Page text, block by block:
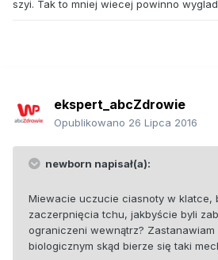
szyi. Tak to mniej wiecej powinno
ekspert_abcZdrowie
Opublikowano 26 Lipca 2016
newborn napisał(a):
Miewacie uczucie ciasnoty w klatce,
zaczerpnięcia tchu, jakbyście byli
ograniczeni wewnątrz? Zastanawiam
biologicznym skąd bierze się taki